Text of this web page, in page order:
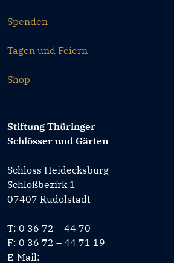
Spenden
Tagen und Feiern
Shop
Stiftung Thüringer
Schlösser und Gärten
Schloss Heidecksburg
Schloßbezirk 1
07407 Rudolstadt
T: 0 36 72 – 44 70
F: 0 36 72 – 44 71 19
E-Mail: